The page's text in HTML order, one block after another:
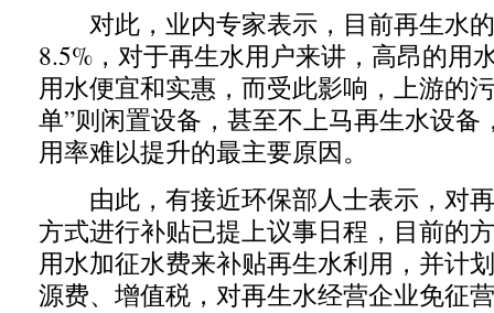
对此，业内专家表示，目前再生水
8.5%，对于再生水用户来讲，高昂的用
用水便宜和实惠，而受此影响，上游的
单”则闲置设备，甚至不上马再生水设备
用率难以提升的最主要原因。
由此，有接近环保部人士表示，对
方式进行补贴已提上议事日程，目前的
用水加征水费来补贴再生水利用，并计
源费、增值税，对再生水经营企业免征